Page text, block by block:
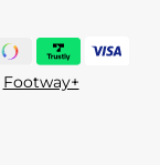
Footway+